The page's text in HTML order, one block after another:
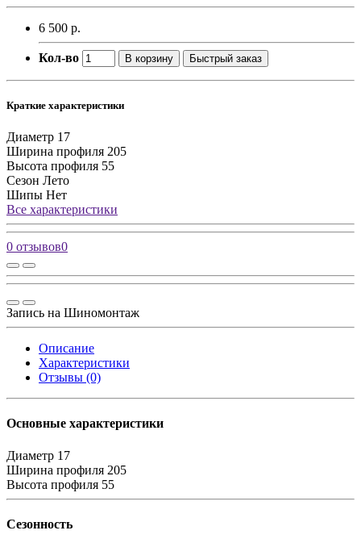
6 500 р.
Кол-во В корзину Быстрый заказ
Краткие характеристики
Диаметр 17
Ширина профиля 205
Высота профиля 55
Сезон Лето
Шипы Нет
Все характеристики
0 отзывов0
Запись на Шиномонтаж
Описание
Характеристики
Отзывы (0)
Основные характеристики
Диаметр 17
Ширина профиля 205
Высота профиля 55
Сезонность